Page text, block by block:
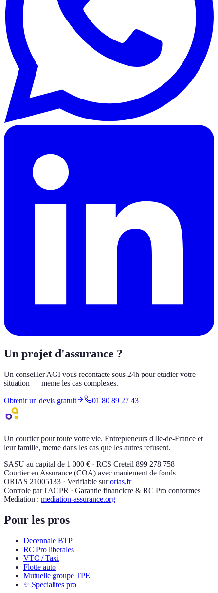
Un projet d'assurance ?
Un conseiller AGI vous recontacte sous 24h pour etudier votre
situation — meme les cas complexes.
Obtenir un devis gratuit 01 80 89 27 43
Un courtier pour toute votre vie. Entrepreneurs d'Ile-de-France et
leur famille, meme dans les cas que les autres refusent.
SASU au capital de 1 000 € · RCS Creteil 899 278 758
Courtier en Assurance (COA) avec maniement de fonds
ORIAS 21005133 · Verifiable sur orias.fr
Controle par l'ACPR · Garantie financiere & RC Pro conformes
Mediation : mediation-assurance.org
Pour les pros
Decennale BTP
RC Pro liberales
VTC / Taxi
Flotte auto
Mutuelle groupe TPE
✨ Specialites pro